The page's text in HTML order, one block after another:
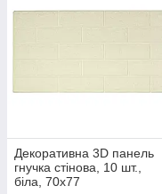
Декоративна 3D панель
гнучка стінова, 10 шт.,
біла, 70х77